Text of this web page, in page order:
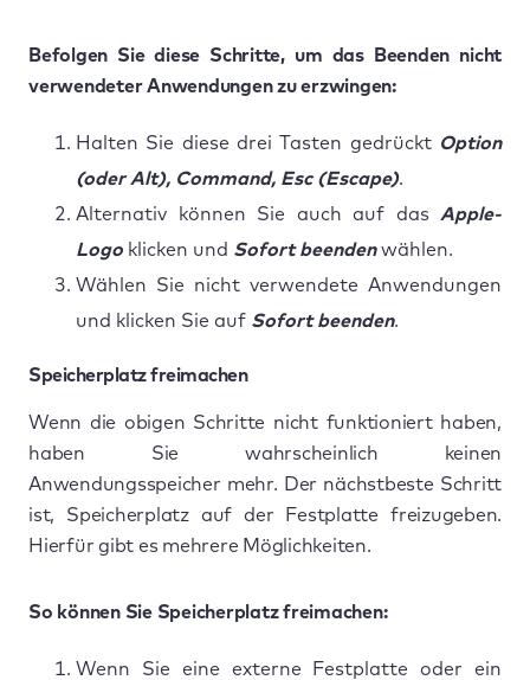
Befolgen Sie diese Schritte, um das Beenden nicht
verwendeter Anwendungen zu erzwingen:
Halten Sie diese drei Tasten gedrückt Option
(oder Alt), Command, Esc (Escape).
Alternativ können Sie auch auf das Apple-
Logo klicken und Sofort beendenwählen.
Wählen Sie nicht verwendete Anwendungen
und klicken Sie auf Sofort beenden.
Speicherplatz freimachen
Wenn die obigen Schritte nicht funktioniert haben,
haben Sie wahrscheinlich keinen
Anwendungsspeicher mehr. Der nächstbeste Schritt
ist, Speicherplatz auf der Festplatte freizugeben.
Hierfür gibt es mehrere Möglichkeiten.
So können Sie Speicherplatz freimachen:
Wenn Sie eine externe Festplatte oder ein